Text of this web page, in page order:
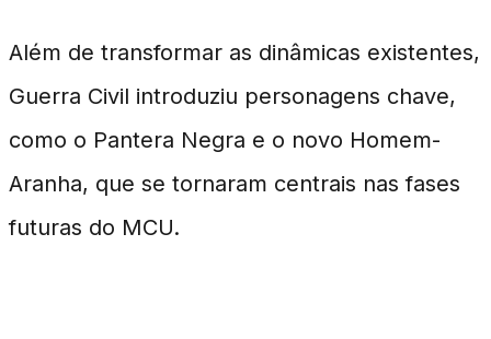
Além de transformar as dinâmicas existentes,
Guerra Civil introduziu personagens chave,
como o Pantera Negra e o novo Homem-
Aranha, que se tornaram centrais nas fases
futuras do MCU.